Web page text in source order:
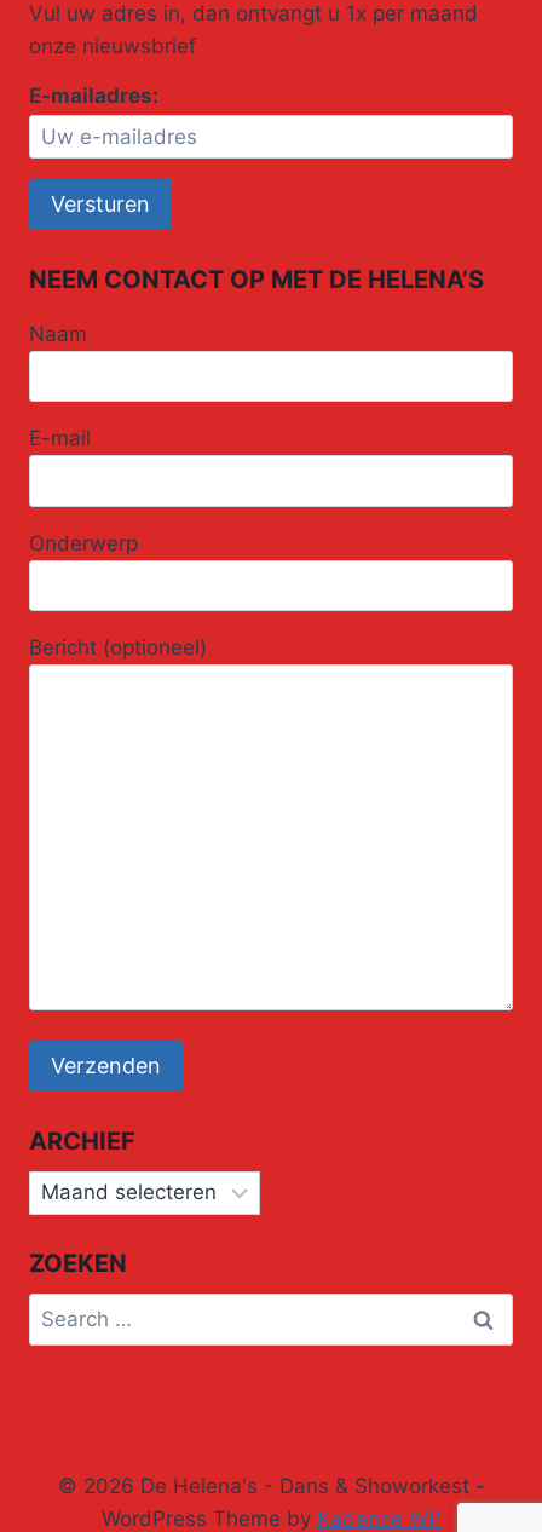
Vul uw adres in, dan ontvangt u 1x per maand
onze nieuwsbrief
E-mailadres:
NEEM CONTACT OP MET DE HELENA’S
Naam
E-mail
Onderwerp
Bericht (optioneel)
ARCHIEF
Archief
ZOEKEN
Search
for:
© 2026 De Helena's - Dans & Showorkest -
WordPress Theme by Kadence WP